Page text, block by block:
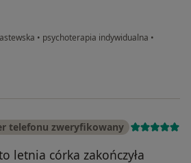
• psychoterapia indywidualna •
telefonu zweryfikowany
letnia córka zakończyła